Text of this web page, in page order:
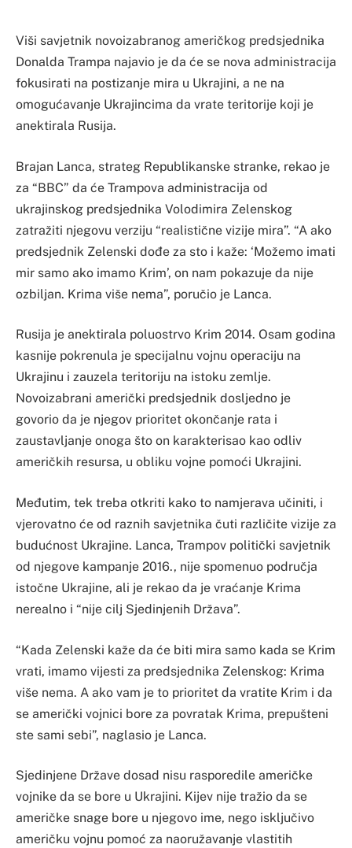
Viši savjetnik novoizabranog američkog predsjednika
Donalda Trampa najavio je da će se nova administracija
fokusirati na postizanje mira u Ukrajini, a ne na
omogućavanje Ukrajincima da vrate teritorije koji je
anektirala Rusija.
Brajan Lanca, strateg Republikanske stranke, rekao je
za “BBC” da će Trampova administracija od
ukrajinskog predsjednika Volodimira Zelenskog
zatražiti njegovu verziju “realistične vizije mira”. “A ako
predsjednik Zelenski dođe za sto i kaže: ‘Možemo imati
mir samo ako imamo Krim’, on nam pokazuje da nije
ozbiljan. Krima više nema”, poručio je Lanca.
Rusija je anektirala poluostrvo Krim 2014. Osam godina
kasnije pokrenula je specijalnu vojnu operaciju na
Ukrajinu i zauzela teritoriju na istoku zemlje.
Novoizabrani američki predsjednik dosljedno je
govorio da je njegov prioritet okončanje rata i
zaustavljanje onoga što on karakterisao kao odliv
američkih resursa, u obliku vojne pomoći Ukrajini.
Međutim, tek treba otkriti kako to namjerava učiniti, i
vjerovatno će od raznih savjetnika čuti različite vizije za
budućnost Ukrajine. Lanca, Trampov politički savjetnik
od njegove kampanje 2016., nije spomenuo područja
istočne Ukrajine, ali je rekao da je vraćanje Krima
nerealno i “nije cilj Sjedinjenih Država”.
“Kada Zelenski kaže da će biti mira samo kada se Krim
vrati, imamo vijesti za predsjednika Zelenskog: Krima
više nema. A ako vam je to prioritet da vratite Krim i da
se američki vojnici bore za povratak Krima, prepušteni
ste sami sebi”, naglasio je Lanca.
Sjedinjene Države dosad nisu rasporedile američke
vojnike da se bore u Ukrajini. Kijev nije tražio da se
američke snage bore u njegovo ime, nego isključivo
američku vojnu pomoć za naoružavanje vlastitih